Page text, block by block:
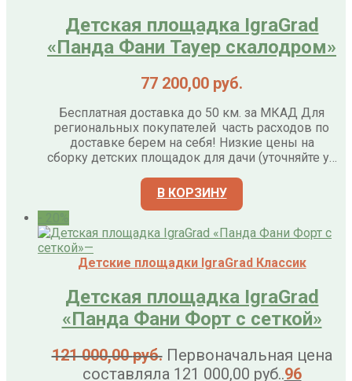
Детская площадка IgraGrad
«Панда Фани Тауер скалодром»
77 200,00 руб.
Бесплатная доставка до 50 км. за МКАД Для
региональных покупателей часть расходов по
доставке берем на себя! Низкие цены на
сборку детских площадок для дачи (уточняйте у…
В КОРЗИНУ
Детские площадки IgraGrad Классик
Детская площадка IgraGrad
«Панда Фани Форт с сеткой»
121 000,00руб. Первоначальная цена
составляла 121 000,00 руб..96